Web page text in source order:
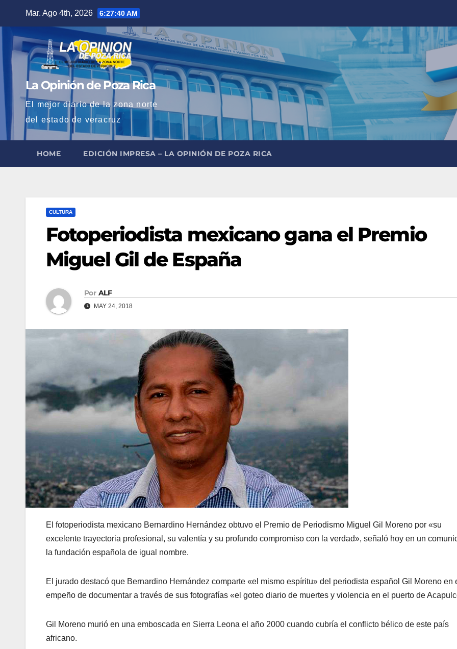
contenido
Mar. Ago 4th, 2026 6:27:41 AM
La Opinión de Poza Rica
El mejor diario de la zona norte
del estado de veracruz
HOME EDICIÓN IMPRESA – LA OPINIÓN DE POZA RICA
CULTURA
Fotoperiodista mexicano gana el Premio
Miguel Gil de España
Por ALF
MAY 24, 2018
El fotoperiodista mexicano Bernardino Hernández obtuvo el Premio de Periodismo Miguel Gil Moreno por «su
excelente trayectoria profesional, su valentía y su profundo compromiso con la verdad», señaló hoy en un
la fundación española de igual nombre.
El jurado destacó que Bernardino Hernández comparte «el mismo espíritu» del periodista español Gil Moreno en
empeño de documentar a través de sus fotografías «el goteo diario de muertes y violencia en el puerto de
Gil Moreno murió en una emboscada en Sierra Leona el año 2000 cuando cubría el conflicto bélico de este país
africano.